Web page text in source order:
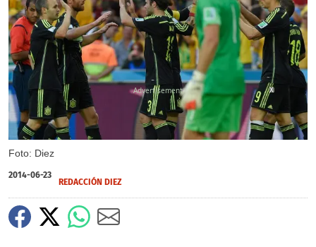
Foto: Diez
X
2014-06-23
REDACCIÓN DIEZ